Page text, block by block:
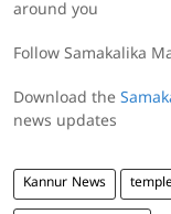
around you
Follow Samakalika
Download the
news updates
Kannur News